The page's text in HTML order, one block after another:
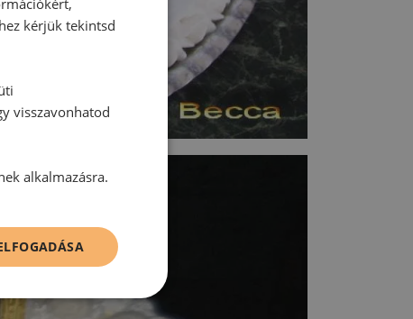
kérjük tekintsd
visszavonhatod
alkalmazásra.